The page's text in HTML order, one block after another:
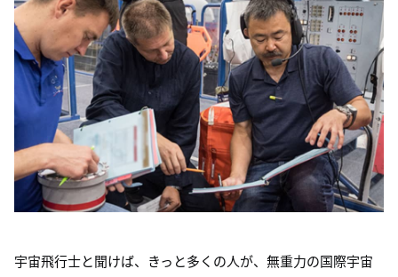
宇宙飛行士と聞けば、きっと多くの人が、無重力の国際宇宙